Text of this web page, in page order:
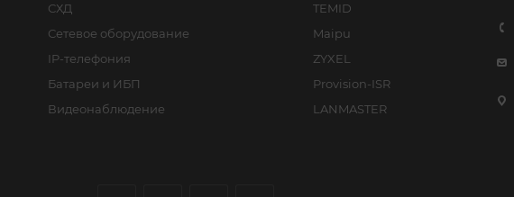
СХД
Сетевое оборудование
IP-телефония
Батареи и ИБП
Видеонаблюдение
TEMID
Maipu
ZYXEL
Provision-ISR
LANMASTER